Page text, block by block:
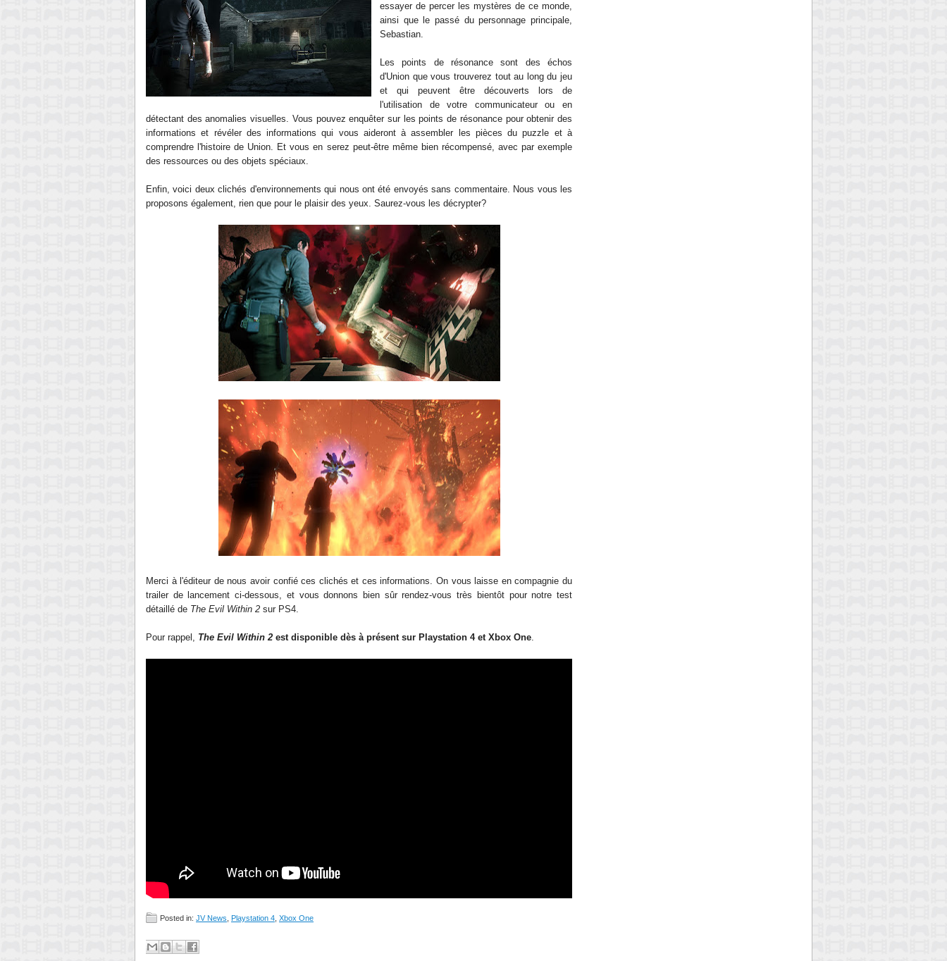
essayer de percer les mystères de ce monde,
ainsi que le passé du personnage principale,
Sebastian.
Les points de résonance sont des échos
d'Union que vous trouverez tout au long du jeu
et qui peuvent être découverts lors de
l'utilisation de votre communicateur ou en
détectant des anomalies visuelles. Vous pouvez enquêter sur les points de résonance pour obtenir des
informations et révéler des informations qui vous aideront à assembler les pièces du puzzle et à
comprendre l'histoire de Union. Et vous en serez peut-être même bien récompensé, avec par exemple
des ressources ou des objets spéciaux.
Enfin, voici deux clichés d'environnements qui nous ont été envoyés sans commentaire. Nous vous les
proposons également, rien que pour le plaisir des yeux. Saurez-vous les décrypter?
Merci à l'éditeur de nous avoir confié ces clichés et ces informations. On vous laisse en compagnie du
trailer de lancement ci-dessous, et vous donnons bien sûr rendez-vous très bientôt pour notre test
détaillé de The Evil Within 2 sur PS4.
Pour rappel, The Evil Within 2 est disponible dès à présent sur Playstation 4 et Xbox One.
Posted in: JV News Playstation 4 Xbox One